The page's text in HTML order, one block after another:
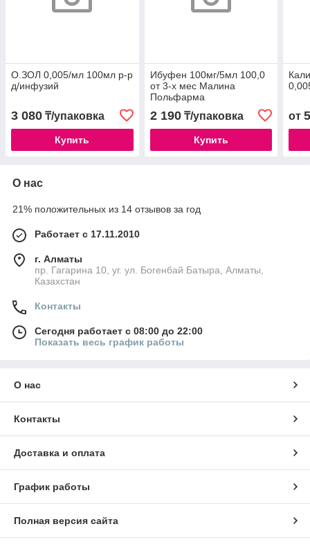
О.ЗОЛ 0,005/мл 100мл р-р
д/инфузий
3 080 ₸/упаковка
Купить
Ибуфен 100мг/5мл 100,0
от 3-х мес Малина
Польфарма
2 190₸/упаковка
Купить
от
О нас
21% положительных из 14 отзывов за год
Работает с 17.11.2010
г. Алматы
пр. Гагарина 10, уг. ул. Богенбай Батыра, Алматы,
Казахстан
Контакты
Сегодня работает с 08:00 до 22:00
Показать весь график работы
О нас
Контакты
Доставка и оплата
График работы
Полная версия сайта